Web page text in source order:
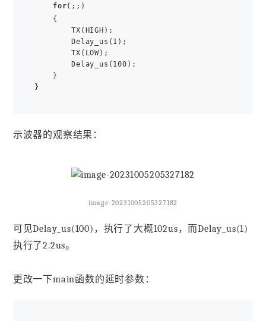
for(;;)
{
TX(HIGH);
Delay_us(1);
TX(LOW);
Delay_us(100);
}
示波器的观察结果：
image-20231005205327182
可见Delay_us(100)，执行了大概102us，而Delay_us(1)
执行了2.2us。
更改一下main函数的延时参数：